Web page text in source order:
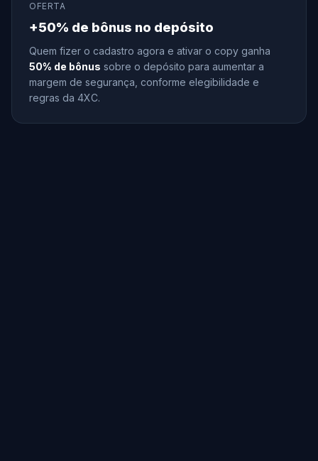
OFERTA
+50% de bônus no depósito
Quem fizer o cadastro agora e ativar o copy ganha
50% de bônus sobre o depósito para aumentar a
margem de segurança, conforme elegibilidade e
regras da 4XC.